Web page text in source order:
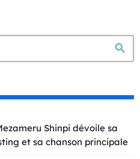
search
Shinpi dévoile sa
et sa chanson principale